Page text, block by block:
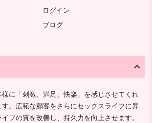
ログイン
ブログ
に「刺激、満足、快楽」を感じさせてくれ
。広範な顧客をさらにセックスライフに昇
フの質を改善し、持久力を向上させます。